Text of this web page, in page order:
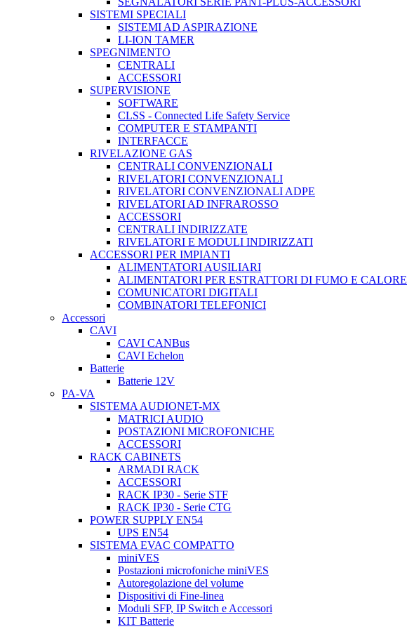
SISTEMI SPECIALI
SISTEMI AD ASPIRAZIONE
LI-ION TAMER
SPEGNIMENTO
CENTRALI
ACCESSORI
SUPERVISIONE
SOFTWARE
CLSS - Connected Life Safety Service
COMPUTER E STAMPANTI
INTERFACCE
RIVELAZIONE GAS
CENTRALI CONVENZIONALI
RIVELATORI CONVENZIONALI
RIVELATORI CONVENZIONALI ADPE
RIVELATORI AD INFRAROSSO
ACCESSORI
CENTRALI INDIRIZZATE
RIVELATORI E MODULI INDIRIZZATI
ACCESSORI PER IMPIANTI
ALIMENTATORI AUSILIARI
ALIMENTATORI PER ESTRATTORI DI FUMO E CALORE
COMUNICATORI DIGITALI
COMBINATORI TELEFONICI
Accessori
CAVI
CAVI CANBus
CAVI Echelon
Batterie
Batterie 12V
PA-VA
SISTEMA AUDIONET-MX
MATRICI AUDIO
POSTAZIONI MICROFONICHE
ACCESSORI
RACK CABINETS
ARMADI RACK
ACCESSORI
RACK IP30 - Serie STF
RACK IP30 - Serie CTG
POWER SUPPLY EN54
UPS EN54
SISTEMA EVAC COMPATTO
miniVES
Postazioni microfoniche miniVES
Autoregolazione del volume
Dispositivi di Fine-linea
Moduli SFP, IP Switch e Accessori
KIT Batterie